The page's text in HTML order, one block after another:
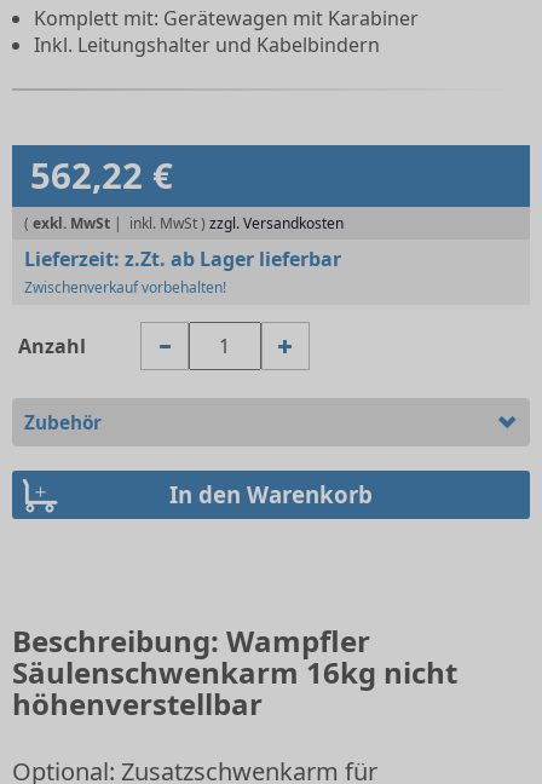
Komplett mit: Gerätewagen mit Karabiner
Inkl. Leitungshalter und Kabelbindern
562,22 €
( exkl. MwSt | zzgl. Versandkosten
Lieferzeit: z.Zt. ab Lager lieferbar
Zwischenverkauf vorbehalten!
Anzahl
Zubehör
Beschreibung: Wampfler
Säulenschwenkarm 16kg nicht
höhenverstellbar
Optional: Zusatzschwenkarm für